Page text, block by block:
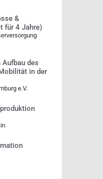
&
für 4 Jahre)
des
in der
e.V.